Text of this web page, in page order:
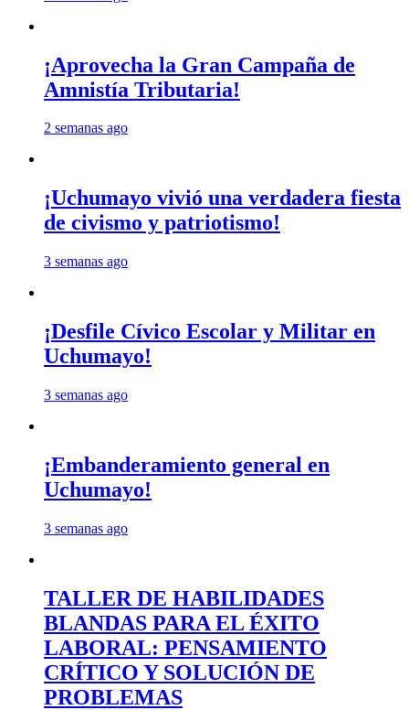
¡Aprovecha la Gran Campaña de
Amnistía Tributaria!
2 semanas ago
¡Uchumayo vivió una verdadera fiesta
de civismo y patriotismo!
3 semanas ago
¡Desfile Cívico Escolar y Militar en
Uchumayo!
3 semanas ago
¡Embanderamiento general en
Uchumayo!
3 semanas ago
TALLER DE HABILIDADES
BLANDAS PARA EL ÉXITO
LABORAL: PENSAMIENTO
CRÍTICO Y SOLUCIÓN DE
PROBLEMAS